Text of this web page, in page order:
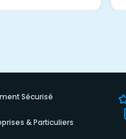
Sécurisé
& Particuliers